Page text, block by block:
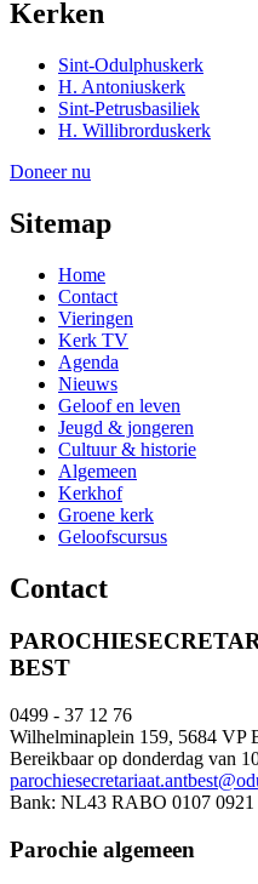
Kerken
Sint-Odulphuskerk
H. Antoniuskerk
Sint-Petrusbasiliek
H. Willibrorduskerk
Doneer nu
Sitemap
Home
Contact
Vieringen
Kerk TV
Agenda
Nieuws
Geloof en leven
Jeugd & jongeren
Cultuur & historie
Algemeen
Kerkhof
Groene kerk
Geloofscursus
Contact
BEST
0499 - 37 12 76
Wilhelminaplein 159, 5684 VP
Bereikbaar op donderdag van
Bank: NL43 RABO 0107 0921
Parochie algemeen